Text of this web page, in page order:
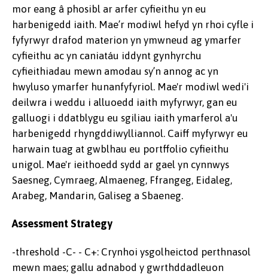
mor eang â phosibl ar arfer cyfieithu yn eu
harbenigedd iaith. Mae’r modiwl hefyd yn rhoi cyfle i
fyfyrwyr drafod materion yn ymwneud ag ymarfer
cyfieithu ac yn caniatáu iddynt gynhyrchu
cyfieithiadau mewn amodau sy’n annog ac yn
hwyluso ymarfer hunanfyfyriol. Mae'r modiwl wedi'i
deilwra i weddu i alluoedd iaith myfyrwyr, gan eu
galluogi i ddatblygu eu sgiliau iaith ymarferol a'u
harbenigedd rhyngddiwylliannol. Caiff myfyrwyr eu
harwain tuag at gwblhau eu portffolio cyfieithu
unigol. Mae'r ieithoedd sydd ar gael yn cynnwys
Saesneg, Cymraeg, Almaeneg, Ffrangeg, Eidaleg,
Arabeg, Mandarin, Galiseg a Sbaeneg.
Assessment Strategy
-threshold -C- - C+: Crynhoi ysgolheictod perthnasol
mewn maes; gallu adnabod y gwrthddadleuon